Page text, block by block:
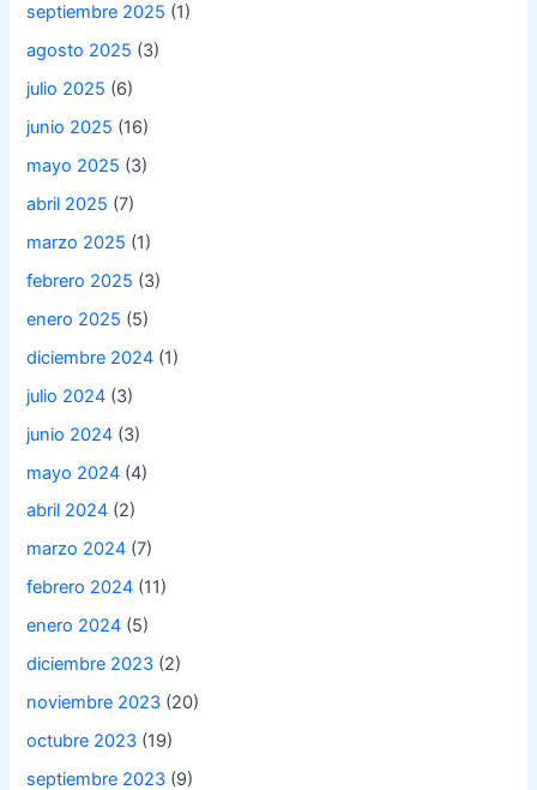
septiembre 2025 (1)
agosto 2025 (3)
julio 2025 (6)
junio 2025 (16)
mayo 2025 (3)
abril 2025 (7)
marzo 2025 (1)
febrero 2025 (3)
enero 2025 (5)
diciembre 2024 (1)
julio 2024 (3)
junio 2024 (3)
mayo 2024 (4)
abril 2024 (2)
marzo 2024 (7)
febrero 2024 (11)
enero 2024 (5)
diciembre 2023 (2)
noviembre 2023 (20)
octubre 2023 (19)
septiembre 2023 (9)